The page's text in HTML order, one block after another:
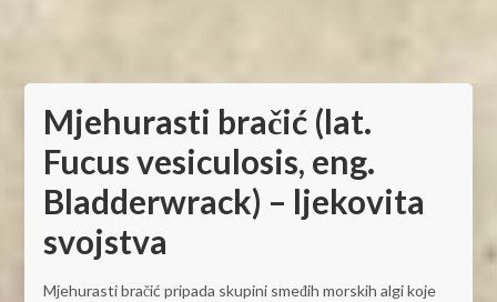
Mjehurasti bračić (lat.
Fucus vesiculosis, eng.
Bladderwrack) – ljekovita
svojstva
Mjehurasti bračić pripada skupini smeđih morskih algi koje